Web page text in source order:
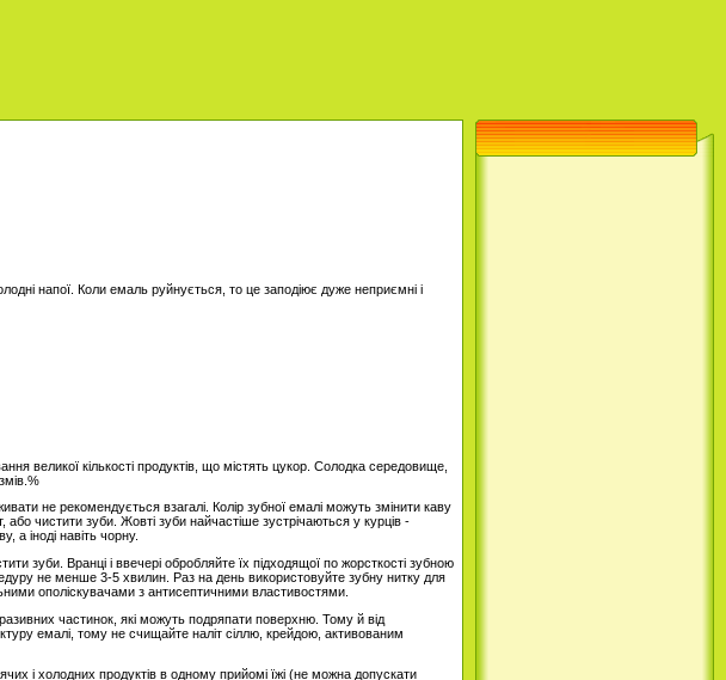
напої. Коли емаль руйнується, то це заподіює дуже неприємні і
великої кількості продуктів, що містять цукор. Солодка середовище,
не рекомендується взагалі. Колір зубної емалі можуть змінити каву
чистити зуби. Жовті зуби найчастіше зустрічаються у курців -
а іноді навіть чорну.
зуби. Вранці і ввечері обробляйте їх підходящої по жорсткості зубною
не менше 3-5 хвилин. Раз на день використовуйте зубну нитку для
ополіскувачами з антисептичними властивостями.
частинок, які можуть подряпати поверхню. Тому й від
емалі, тому не счищайте наліт сіллю, крейдою, активованим
і холодних продуктів в одному прийомі їжі (не можна допускати